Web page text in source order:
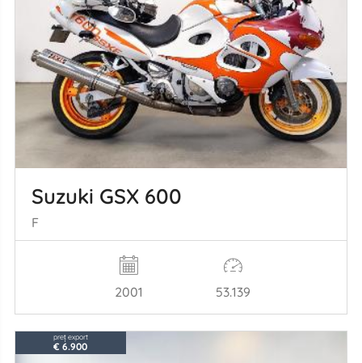
Suzuki GSX 600
F
2001 53.139
preț export
€ 6.900